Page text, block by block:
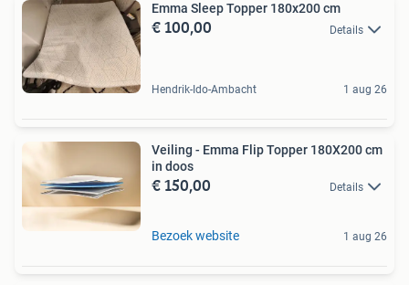
Emma Sleep Topper 180x200 cm
€ 100,00 Details
Hendrik-Ido-Ambacht 1 aug 26
Veiling - Emma Flip Topper 180X200 cm
in doos
€ 150,00 Details
Bezoek website 1 aug 26